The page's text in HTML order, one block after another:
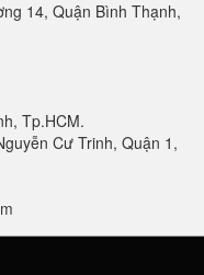
14, Quận Bình Thạnh,
Tp.HCM.
Cư Trinh, Quận 1,